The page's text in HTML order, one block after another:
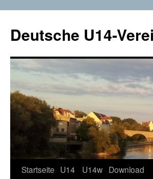
Deutsche U14-
Zum
Startseite U14 U14w Download